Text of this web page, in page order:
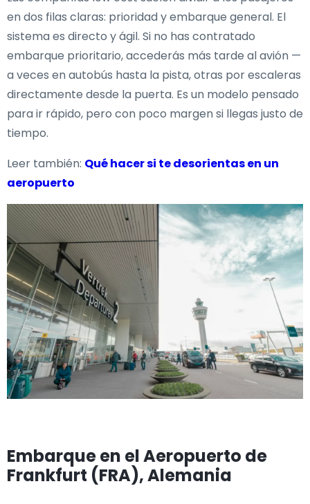
en dos filas claras: prioridad y embarque general. El
sistema es directo y ágil. Si no has contratado
embarque prioritario, accederás más tarde al avión —
a veces en autobús hasta la pista, otras por escaleras
directamente desde la puerta. Es un modelo pensado
para ir rápido, pero con poco margen si llegas justo de
tiempo.
Leer también: Qué hacer si te desorientas en un
aeropuerto
Embarque en el Aeropuerto de
Frankfurt (FRA), Alemania